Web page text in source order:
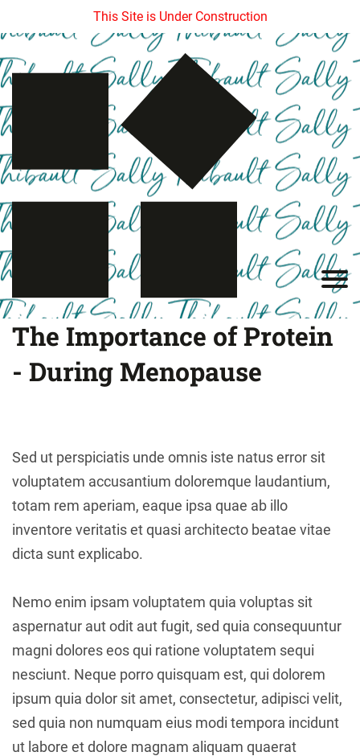
This Site is Under Construction
The Importance of Protein
- During Menopause
Sed ut perspiciatis unde omnis iste natus error sit
voluptatem accusantium doloremque laudantium,
totam rem aperiam, eaque ipsa quae ab illo
inventore veritatis et quasi architecto beatae vitae
dicta sunt explicabo.
Nemo enim ipsam voluptatem quia voluptas sit
aspernatur aut odit aut fugit, sed quia consequuntur
magni dolores eos qui ratione voluptatem sequi
nesciunt. Neque porro quisquam est, qui dolorem
ipsum quia dolor sit amet, consectetur, adipisci velit,
sed quia non numquam eius modi tempora incidunt
ut labore et dolore magnam aliquam quaerat